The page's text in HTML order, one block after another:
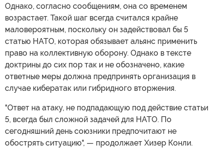
Однако, согласно сообщениям, она со временем
возрастает. Такой шаг всегда считался крайне
маловероятным, поскольку он задействовал бы 5
статью НАТО, которая обязывает альянс применить
право на коллективную оборону. Однако в тексте
доктрины до сих пор так и не обозначено, какие
ответные меры должна предпринять организация в
случае кибератак или гибридного вторжения.
"Ответ на атаку, не подпадающую под действие статьи
5, всегда был сложной задачей для НАТО. По
сегодняшний день союзники предпочитают не
обострять ситуацию", — продолжает Хизер Конли.